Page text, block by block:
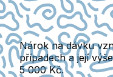
Nárok na dávku
případech a její
5 000 Kč.